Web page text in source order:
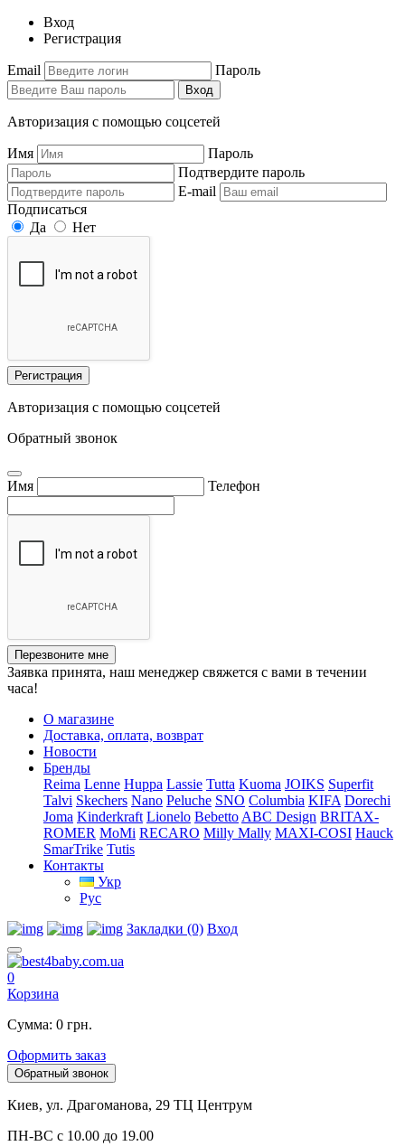
Вход
Регистрация
Email Пароль
Вход
Авторизация с помощью соцсетей
Имя
Пароль
Подтвердите пароль
E-mail
Подписаться
Да
Нет
Регистрация
Авторизация с помощью соцсетей
Обратный звонок
Имя Телефон
Перезвоните мне
Заявка принята, наш менеджер свяжется с вами в течении
часа!
О магазине
Доставка, оплата, возврат
Новости
Бренды
Reima Lenne Huppa Lassie Tutta Kuoma JOIKS Superfit
Talvi Skechers Nano Peluche SNO Columbia KIFA Dorechi
Joma Kinderkraft Lionelo Bebetto ABC Design BRITAX-
ROMER MoMi RECARO Milly Mally MAXI-COSI Hauck
SmarTrike Tutis
Контакты
Укр
Рус
Закладки (0) Вход
0
Корзина
Сумма: 0 грн.
Оформить заказ
Обратный звонок
Киев, ул. Драгоманова, 29 ТЦ Центрум
ПН-ВС с 10.00 до 19.00